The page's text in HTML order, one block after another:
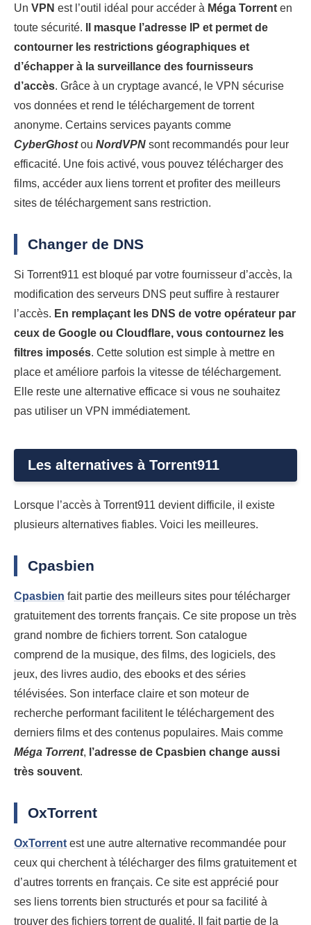
Un VPN est l’outil idéal pour accéder à Méga Torrent en
toute sécurité.
Il masque l’adresse IP et permet de
contourner les restrictions géographiques et
d’échapper à la surveillance des fournisseurs
d’accès. Grâce à un cryptage avancé, le VPN sécurise
vos données et rend le téléchargement de torrent
anonyme. Certains services payants comme
CyberGhostou NordVPN sont recommandés pour leur
efficacité. Une fois activé, vous pouvez télécharger des
films, accéder aux liens torrent et profiter des meilleurs
sites de téléchargement sans restriction.
Changer de DNS
Si Torrent911 est bloqué par votre fournisseur d’accès, la
modification des serveurs DNS peut suffire à restaurer
l’accès. En remplaçant les DNS de votre opérateur par
ceux de Google ou Cloudflare, vous contournez les
filtres imposés. Cette solution est simple à mettre en
place et améliore parfois la vitesse de téléchargement.
Elle reste une alternative efficace si vous ne souhaitez
pas utiliser un VPN immédiatement.
Les alternatives à Torrent911
Lorsque l’accès à Torrent911 devient difficile, il existe
plusieurs alternatives fiables. Voici les meilleures.
Cpasbien
Cpasbien fait partie des meilleurs sites pour télécharger
gratuitement des torrents français. Ce site propose un très
grand nombre de fichiers torrent. Son catalogue
comprend de la musique, des films, des logiciels, des
jeux, des livres audio, des ebooks et des séries
télévisées. Son interface claire et son moteur de
recherche performant facilitent le téléchargement des
derniers films et des contenus populaires. Mais comme
Méga Torrent, l’adresse de Cpasbien change aussi
très souvent.
OxTorrent
OxTorrent est une autre alternative recommandée pour
ceux qui cherchent à télécharger des films gratuitement et
d’autres torrents en français. Ce site est apprécié pour
ses liens torrents bien structurés et pour sa facilité à
trouver des fichiers torrent de qualité. Il fait partie de la